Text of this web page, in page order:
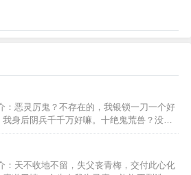
：恶灵厉鬼？不存在的，我银锁一刀一个好
身后阴兵千千万好嘛。十绝鬼荒兽？没事
：天不收地不留，失父丧青梅，交付此心化